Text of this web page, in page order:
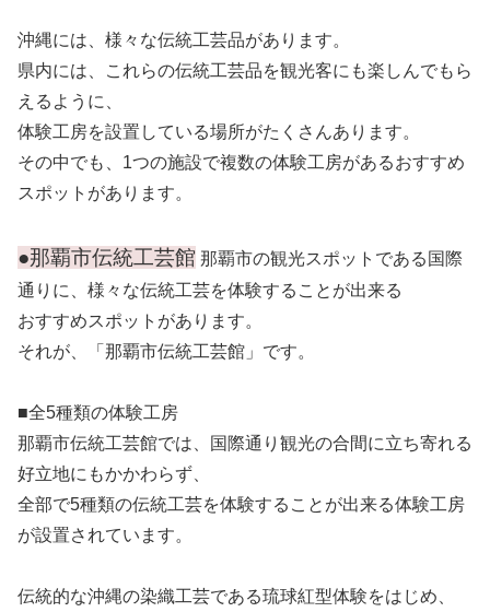
沖縄には、様々な伝統工芸品があります。
県内には、これらの伝統工芸品を観光客にも楽しんでもら
えるように、
体験工房を設置している場所がたくさんあります。
その中でも、1つの施設で複数の体験工房があるおすすめ
スポットがあります。
●那覇市伝統工芸館 那覇市の観光スポットである国際
通りに、様々な伝統工芸を体験することが出来る
おすすめスポットがあります。
それが、「那覇市伝統工芸館」です。
■全5種類の体験工房
那覇市伝統工芸館では、国際通り観光の合間に立ち寄れる
好立地にもかかわらず、
全部で5種類の伝統工芸を体験することが出来る体験工房
が設置されています。
伝統的な沖縄の染織工芸である琉球紅型体験をはじめ、